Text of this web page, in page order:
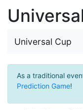
Universal Cup
As a traditional
Prediction Game!